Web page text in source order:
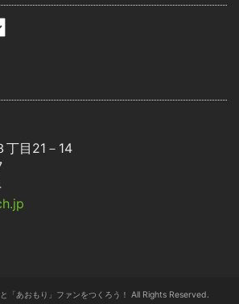
丁目21－14
「あおもり」ファンをつくろう！ All Rights Reserved.